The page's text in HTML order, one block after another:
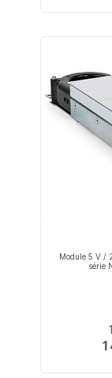
Module 5 V /
série